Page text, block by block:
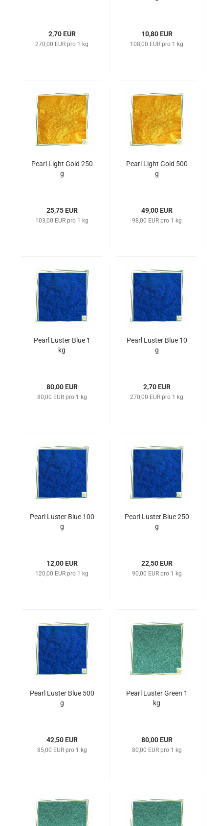
2,70 EUR
270,00 EUR pro 1 kg
10,80 EUR
108,00 EUR pro 1 kg
Pearl Light Gold 250
g
25,75 EUR
103,00 EUR pro 1 kg
Pearl Light Gold 500
g
49,00 EUR
98,00 EUR pro 1 kg
Pearl Luster Blue 1
kg
80,00 EUR
80,00 EUR pro 1 kg
Pearl Luster Blue 10
g
2,70 EUR
270,00 EUR pro 1 kg
Pearl Luster Blue 100
g
12,00 EUR
120,00 EUR pro 1 kg
Pearl Luster Blue 250
g
22,50 EUR
90,00 EUR pro 1 kg
Pearl Luster Blue 500
g
42,50 EUR
85,00 EUR pro 1 kg
Pearl Luster Green 1
kg
80,00 EUR
80,00 EUR pro 1 kg